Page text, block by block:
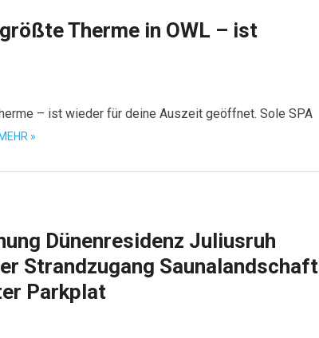
Therme in OWL – ist
– ist wieder für deine Auszeit geöffnet. Sole SPA
MEHR »
Dünenresidenz Juliusruh
Strandzugang Saunalandschaft
Parkplat